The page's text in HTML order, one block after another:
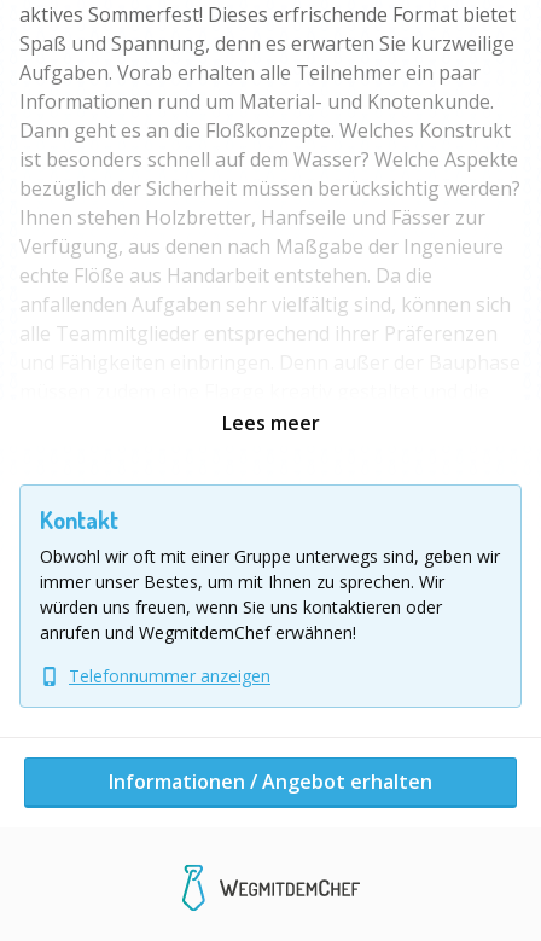
aktives Sommerfest! Dieses erfrischende Format bietet
Spaß und Spannung, denn es erwarten Sie kurzweilige
Aufgaben. Vorab erhalten alle Teilnehmer ein paar
Informationen rund um Material- und Knotenkunde.
Dann geht es an die Floßkonzepte. Welches Konstrukt
ist besonders schnell auf dem Wasser? Welche Aspekte
bezüglich der Sicherheit müssen berücksichtig werden?
Ihnen stehen Holzbretter, Hanfseile und Fässer zur
Verfügung, aus denen nach Maßgabe der Ingenieure
echte Flöße aus Handarbeit entstehen. Da die
anfallenden Aufgaben sehr vielfältig sind, können sich
alle Teammitglieder entsprechend ihrer Präferenzen
Floßtaufe unterhaltsam vorbereitet werden.
Nun heißtes ab aufs Wasser! Die Teams erwarten ein
Bojen-Parcours, bevor das große Finale ansteht: die
Floß-Regatta. Bei dem abschließenden Wettrennen
geht es – wie so oft – um Sekunden... Wer ist am Ende
der Sieger Ihres Floßbau-Events? Was den
Austragungsort betrifft, sind wir flexibel. Gerne
beraten wir Sie bei der Planung Ihres nächsten
Teamevents.
Location Ausflug
Informationen / Angebot erhalten
Lees meer
Kontakt
Obwohl wir oft mit einer Gruppe unterwegs sind, geben wir
immer unser Bestes, um mit Ihnen zu sprechen. Wir
würden uns freuen, wenn Sie uns kontaktieren oder
anrufen und WegmitdemChef erwähnen!
Telefonnummer anzeigen
Informationen / Angebot erhalten